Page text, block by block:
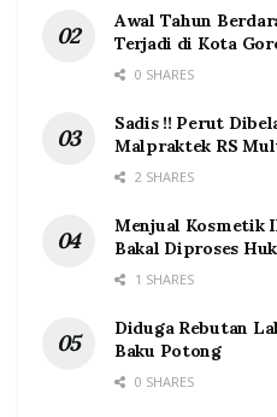
Awal Tahun
Terjadi di Kota
0 SHARES
Sadis !! Perut
Malpraktek RS
2 SHARES
Menjual Kosmetik
Bakal Diproses
1 SHARES
Diduga Rebutan
Baku Potong
0 SHARES